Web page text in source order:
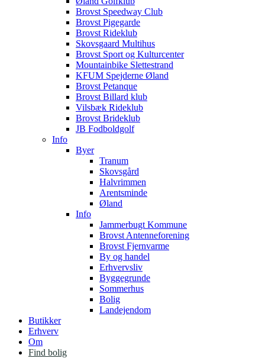
Brovst Speedway Club
Brovst Pigegarde
Brovst Rideklub
Skovsgaard Multihus
Brovst Sport og Kulturcenter
Mountainbike Slettestrand
KFUM Spejderne Øland
Brovst Petanque
Brovst Billard klub
Vilsbæk Rideklub
Brovst Brideklub
JB Fodboldgolf
Info
Byer
Tranum
Skovsgård
Halvrimmen
Arentsminde
Øland
Info
Jammerbugt Kommune
Brovst Antenneforening
Brovst Fjernvarme
By og handel
Erhvervsliv
Byggegrunde
Sommerhus
Bolig
Landejendom
Butikker
Erhverv
Om
Find bolig